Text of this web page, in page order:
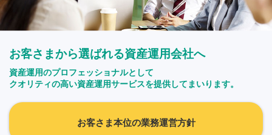
お客さまから選ばれる資産運用会社へ
資産運用のプロフェッショナルとして
クオリティの高い資産運用サービスを提供してまいります。
お客さま本位の業務運営方針